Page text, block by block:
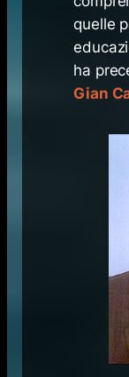
quelle
ha
Gian